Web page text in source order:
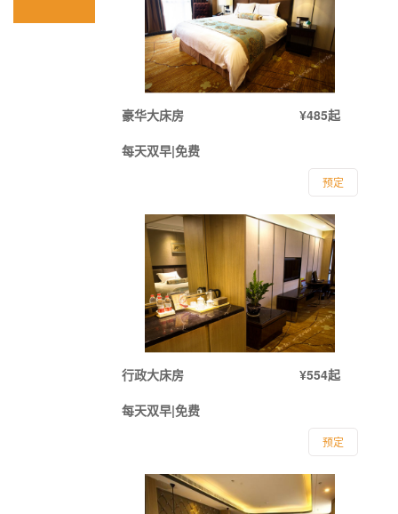
豪华大床房
¥485起
每天双早|免费
预定
行政大床房
¥554起
每天双早|免费
预定